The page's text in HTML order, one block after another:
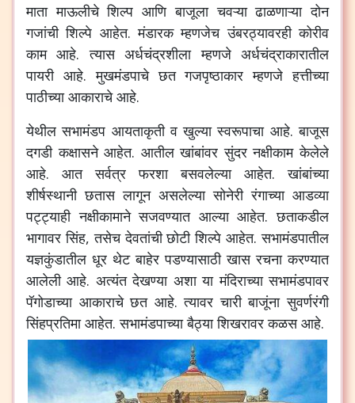
माता माऊलीचे शिल्प आणि बाजूला चवऱ्या ढाळणाऱ्या दोन
गजांची शिल्पे आहेत.मंडारक म्हणजेच उंबरठ्यावरही कोरीव
काम आहे.त्यास अर्धचंद्रशीला म्हणजे अर्धचंद्राकारातील
पायरी आहे.मुखमंडपाचे छत गजपृष्ठाकार म्हणजे हत्तीच्या
पाठीच्या आकाराचे आहे.
येथील सभामंडप आयताकृती व खुल्या स्वरूपाचा आहे.बाजूस
दगडी कक्षासने आहेत. आतील खांबांवर सुंदर नक्षीकाम केलेले
आहे. आत सर्वत्र फरशा बसवलेल्या आहेत.खांबांच्या
शीर्षस्थानी छतास लागून असलेल्या सोनेरी रंगाच्या आडव्या
पट्ट्याही नक्षीकामाने सजवण्यात आल्या आहेत.छताकडील
भागावर सिंह,तसेच देवतांची छोटी शिल्पे आहेत.सभामंडपातील
यज्ञकुंडातील धूर थेट बाहेर पडण्यासाठी खास रचना करण्यात
आलेली आहे. अत्यंत देखण्या अशा या मंदिराच्या सभामंडपावर
पॅगोडाच्या आकाराचे छत आहे.त्यावर चारी बाजूंना सुवर्णरंगी
सिंहप्रतिमा आहेत.सभामंडपाच्या बैठ्या शिखरावर कळस आहे.